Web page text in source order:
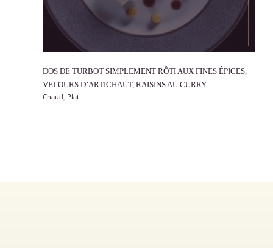
DOS DE TURBOT SIMPLEMENT RÔTI AUX FINES ÉPICES,
VELOURS D’ARTICHAUT, RAISINS AU CURRY
Chaud, Plat